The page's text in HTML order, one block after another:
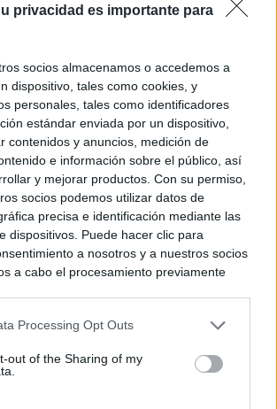
privacidad es importante para
socios almacenamos o accedemos a
dispositivo, tales como cookies, y
personales, tales como identificadores
estándar enviada por un dispositivo,
contenidos y anuncios, medición de
e información sobre el público, así
y mejorar productos. Con su permiso,
socios podemos utilizar datos de
precisa e identificación mediante las
dispositivos. Puede hacer clic para
a nosotros y a nuestros socios
a cabo el procesamiento previamente
Tenga en cuenta que algún
pero usted tiene el derecho de
Sus preferencias se aplicarán
Processing Opt Outs
out of the Sharing of my